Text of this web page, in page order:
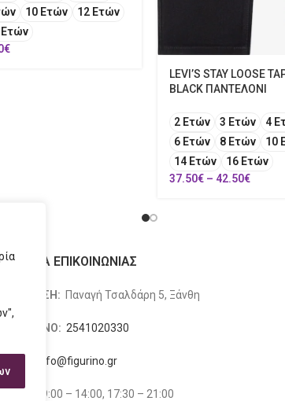
10 Ετών
12 Ετών
Ετών
€
LEVI’S STAY LOOSE
BLACK ΠΑΝΤΕΛΟΝΙ
2 Ετών 3 Ετών 4
6 Ετών
8 Ετών 10
14 Ετών
16 Ετών
37.50€ – 42.50€
ΕΠΙΚΟΙΝΩΝΙΑΣ
ΔΙΕΥΘΥΝΣΗ: Παναγή Τσαλδάρη 5, Ξάνθη
ΤΗΛΕΦΩΝΟ: 2541020330
info@figurino.gr
9:00 – 14:00, 17:30 – 21:00